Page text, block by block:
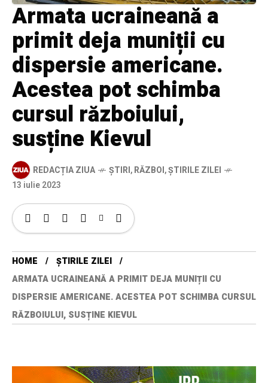
Armata ucraineană a
primit deja muniții cu
dispersie americane.
Acestea pot schimba
cursul războiului,
susține Kievul
REDACȚIA ZIUA ȘTIRI,RĂZBOI,ȘTIRILE ZILEI
13 iulie 2023
HOME
ȘTIRILE ZILEI
ARMATA UCRAINEANĂ A PRIMIT DEJA MUNIȚII CU
DISPERSIE AMERICANE. ACESTEA POT SCHIMBA CURSUL
RĂZBOIULUI, SUSȚINE KIEVUL